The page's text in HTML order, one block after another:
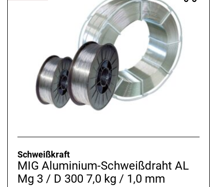
Schweißkraft
MIG Aluminium-Schweißdraht AL
Mg 3 / D 300 7,0 kg / 1,0 mm